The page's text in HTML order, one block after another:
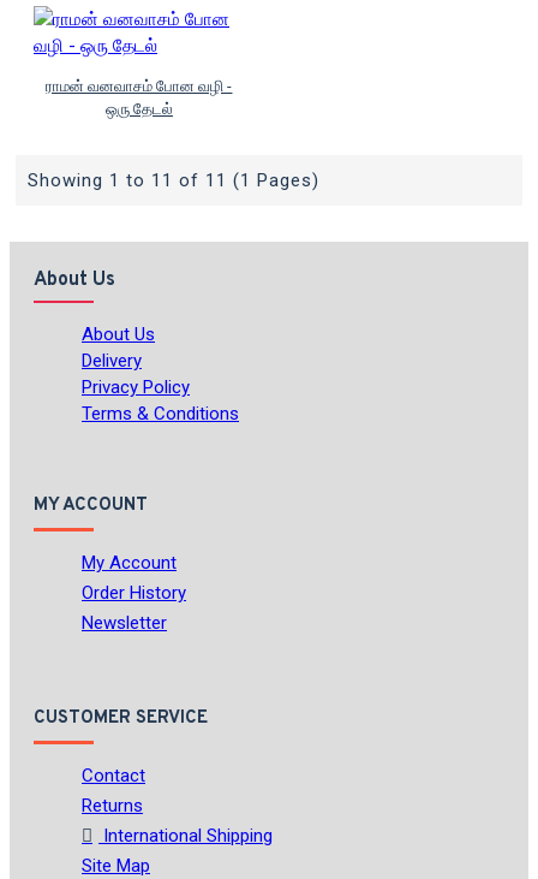
ராமன் வனவாசம் போன வழி -
ஒரு தேடல்
Showing 1 to 11 of 11 (1 Pages)
About Us
About Us
Delivery
Privacy Policy
Terms & Conditions
MY ACCOUNT
My Account
Order History
Newsletter
CUSTOMER SERVICE
Contact
Returns
International Shipping
Site Map